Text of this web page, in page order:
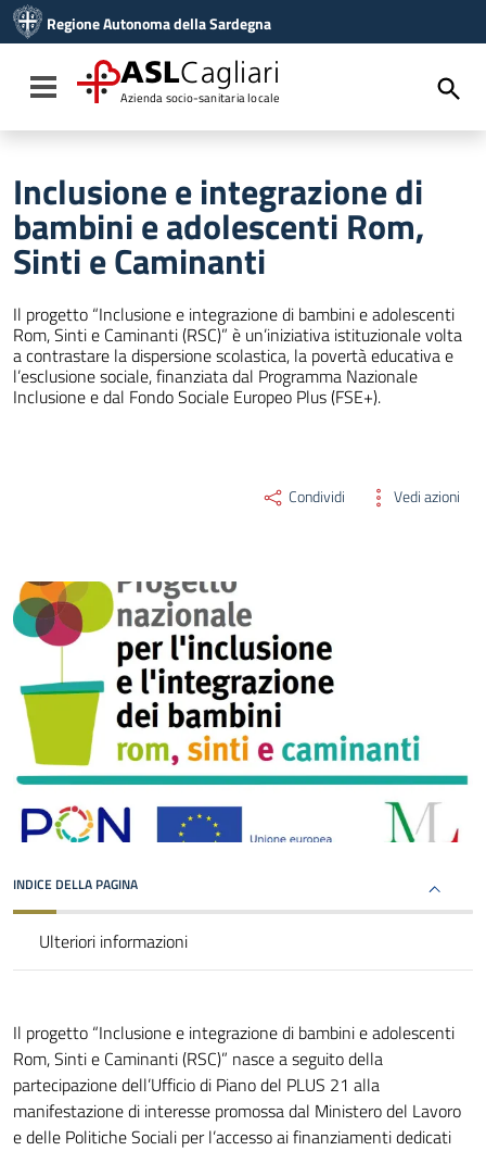
Vai al menu di navigazione
Vai al footer
Regione Autonoma della Sardegna
Toggle navigation
ASLCagliari
Azienda socio-sanitaria locale
Inclusione e integrazione di
bambini e adolescenti Rom,
Sinti e Caminanti
Il progetto “Inclusione e integrazione di bambini e adolescenti
Rom, Sinti e Caminanti (RSC)” è un’iniziativa istituzionale volta
a contrastare la dispersione scolastica, la povertà educativa e
l’esclusione sociale, finanziata dal Programma Nazionale
Inclusione e dal Fondo Sociale Europeo Plus (FSE+).
Condividi Vedi azioni
INDICE DELLA PAGINA
Ulteriori informazioni
Il progetto “Inclusione e integrazione di bambini e adolescenti
Rom, Sinti e Caminanti (RSC)” nasce a seguito della
partecipazione dell’Ufficio di Piano del PLUS 21 alla
manifestazione di interesse promossa dal Ministero del Lavoro
e delle Politiche Sociali per l’accesso ai finanziamenti dedicati